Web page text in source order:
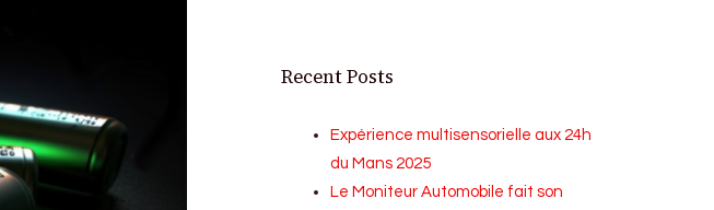
Recent Posts
Expérience multisensorielle aux 24h
du Mans 2025
Le Moniteur Automobile fait son